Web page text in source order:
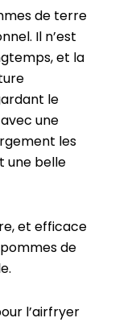
de terre
Il n’est
et la
le
une
les
une belle
et efficace
de
l’airfryer